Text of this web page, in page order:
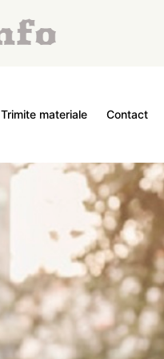
Trimite materiale Contact